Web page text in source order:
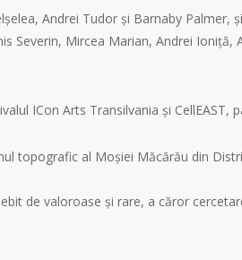
Andrei Tudor și Barnaby Palmer,
Severin, Mircea Marian, Andrei
ICon Arts Transilvania și CellEAST,
topografic al Moșiei Măcărău din
de valoroase și rare, a căror